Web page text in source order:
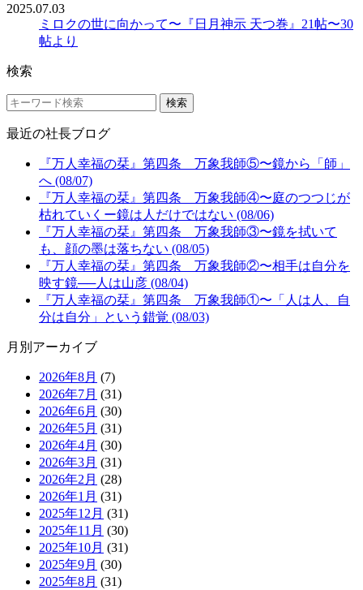
2025.07.03
ミロクの世に向かって〜『日月神示 天つ巻』21帖〜30
帖より
検索
検索
最近の社長ブログ
『万人幸福の栞』第四条 万象我師⑤〜鏡から「師」
へ (08/07)
『万人幸福の栞』第四条 万象我師④〜庭のつつじが
枯れていくー鏡は人だけではない (08/06)
『万人幸福の栞』第四条 万象我師③〜鏡を拭いて
も、顔の墨は落ちない (08/05)
『万人幸福の栞』第四条 万象我師②〜相手は自分を
映す鏡──人は山彦 (08/04)
『万人幸福の栞』第四条 万象我師①〜「人は人、自
分は自分」という錯覚 (08/03)
月別アーカイブ
2026年8月 (7)
2026年7月 (31)
2026年6月 (30)
2026年5月 (31)
2026年4月 (30)
2026年3月 (31)
2026年2月 (28)
2026年1月 (31)
2025年12月 (31)
2025年11月 (30)
2025年10月 (31)
2025年9月 (30)
2025年8月 (31)